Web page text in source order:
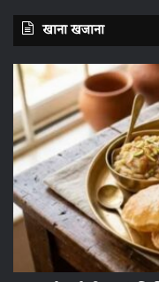
खाना खजाना